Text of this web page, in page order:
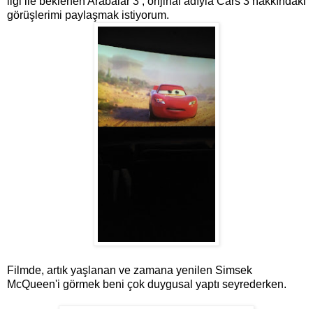
görüşlerimi paylaşmak istiyorum.
Filmde, artık yaşlanan ve zamana yenilen Simsek
McQueen'i görmek beni çok duygusal yaptı seyrederken.